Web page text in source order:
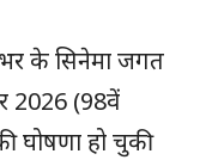
भर के सिनेमा जगत
2026 (98वें
घोषणा हो चुकी